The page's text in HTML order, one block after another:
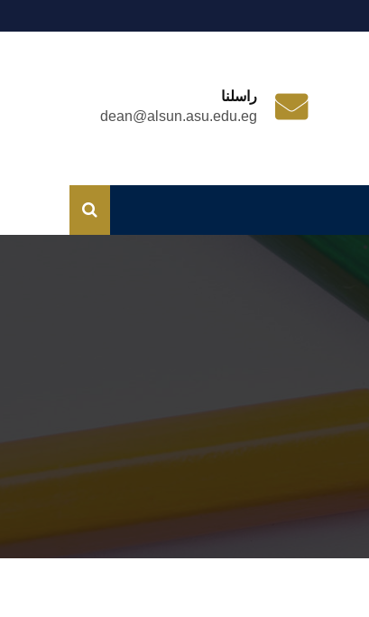
راسلنا
dean@alsun.asu.edu.eg